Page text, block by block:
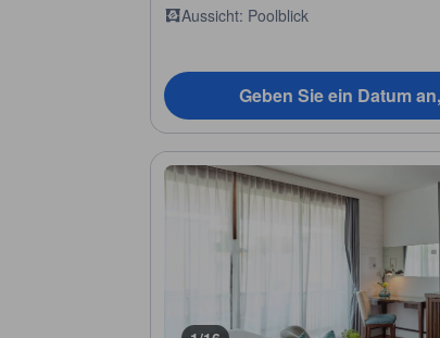
Aussicht: Poolblick
Geben Sie ein Datum